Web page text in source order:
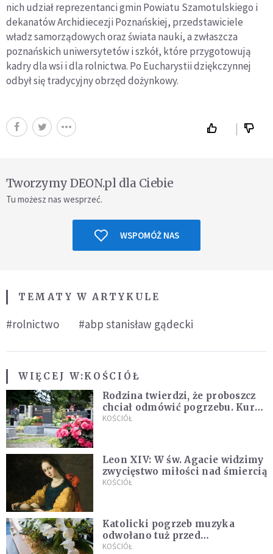
nich udział reprezentanci gmin Powiatu Szamotulskiego i
dekanatów Archidiecezji Poznańskiej, przedstawiciele
władz samorządowych oraz świata nauki, a zwłaszcza
poznańskich uniwersytetów i szkół, które przygotowują
kadry dla wsi i dla rolnictwa. Po Eucharystii dziękczynnej
odbył się tradycyjny obrzęd dożynkowy.
Tworzymy DEON.pl dla Ciebie
Tu możesz nas wesprzeć.
WSPOMÓŻ NAS
TEMATY W ARTYKULE
#rolnictwo #abp stanisław gądecki
WIĘCEJ W:KOŚCIÓŁ
Rodzina twierdzi, że proboszcz
chciał odmówić pogrzebu. Kuria
zapowiada wyjaśnienia
KOŚCIÓŁ
Leon XIV: W św. Agacie widzimy
zwycięstwo miłości nad śmiercią
KOŚCIÓŁ
Katolicki pogrzeb muzyka
odwołano tuż przed
uroczystością. Powodem była
KOŚCIÓŁ